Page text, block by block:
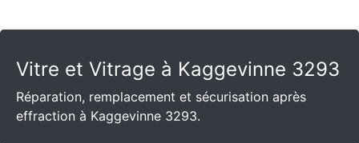
Vitre et Vitrage à Kaggevinne 3293
Réparation, remplacement et sécurisation après
effraction à Kaggevinne 3293.